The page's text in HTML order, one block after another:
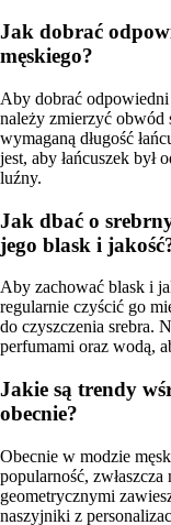
Jak dobrać
męskiego?
Aby dobrać odpowiedni
należy zmierzyć obwód
wymaganą długość
jest, aby łańcuszek był
luźny.
Jak dbać o
jego blask i
Aby zachować blask i
regularnie czyścić go
do czyszczenia srebra.
perfumami oraz wodą,
Jakie są trendy
obecnie?
Obecnie w modzie
popularność,
geometrycznymi
naszyjniki z